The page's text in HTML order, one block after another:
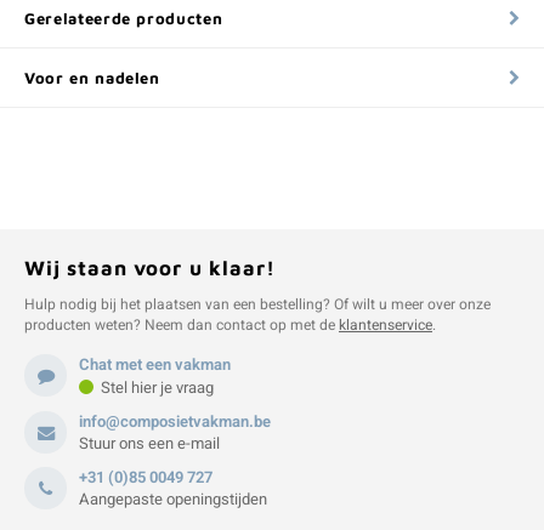
Gerelateerde producten
Voor en nadelen
Wij staan voor u klaar!
Hulp nodig bij het plaatsen van een bestelling? Of wilt u meer over onze
producten weten? Neem dan contact op met deklantenservice.
Chat met een vakman
Stel hier je vraag
info@composietvakman.be
Stuur ons een e-mail
+31 (0)85 0049 727
Aangepaste openingstijden